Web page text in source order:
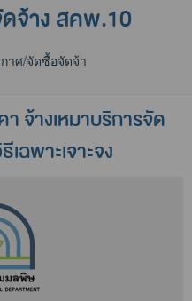
จ้าง สคพ.10
าศ/จัดซื้อจัดจ้าง สคพ.10
จ้างเหมาบริการจัด
ฉพาะเจาะจง